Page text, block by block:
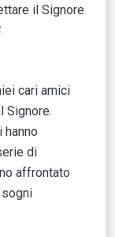
il Signore
cari amici
Signore.
di
affrontato